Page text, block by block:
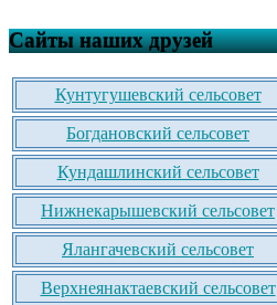
Сайты наших друзей
Кунтугушевский сельсовет
Богдановский сельсовет
Кундашлинский сельсовет
Нижнекарышевский сельсовет
Ялангачевский сельсовет
Верхнеянактаевский сельсовет